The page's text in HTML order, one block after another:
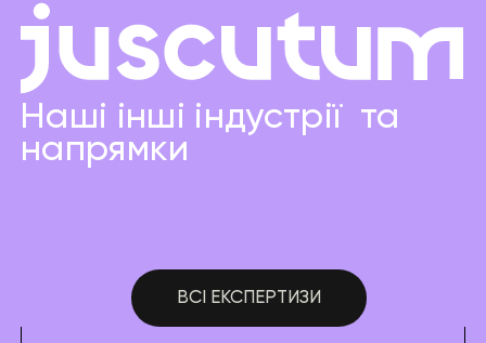
Наші інші індустрії та
напрямки
ВСІ ЕКСПЕРТИЗИ